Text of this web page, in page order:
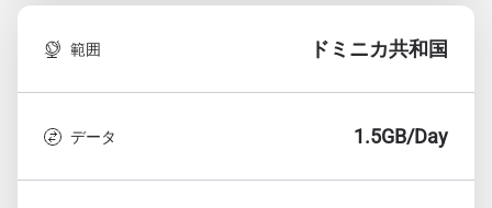
範囲 ドミニカ共和国
データ 1.5GB/Day